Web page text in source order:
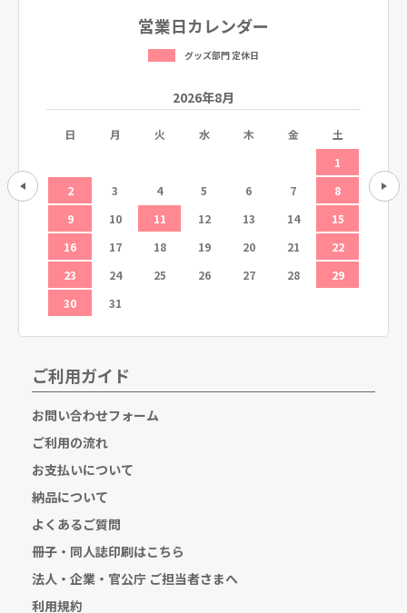
営業日カレンダー
グッズ部門 定休日
12
2026年8月
日 月 火 水 木 金
土
1
2
3 4 5 6 7
8
9
10 11 12 13 14
15
16
17 18 19 20 21
22
23
24 25 26 27 28
29
30
31
6
ご利用ガイド
お問い合わせフォーム
ご利用の流れ
お支払いについて
納品について
よくあるご質問
冊子・同人誌印刷はこちら
法人・企業・官公庁 ご担当者さまへ
利用規約